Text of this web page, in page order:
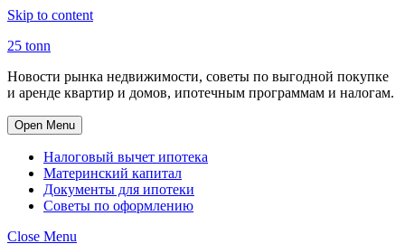
Skip to content
25 tonn
Новости рынка недвижимости, советы по выгодной покупке
и аренде квартир и домов, ипотечным программам и налогам.
Open Menu
Налоговый вычет ипотека
Материнский капитал
Документы для ипотеки
Советы по оформлению
Close Menu